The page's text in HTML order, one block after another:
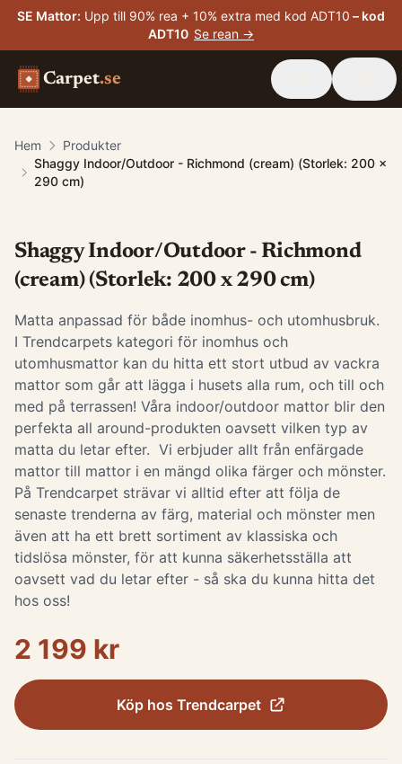
SE Mattor: Upp till 90% rea + 10% extra med kod ADT10 – kod
ADT10 Se rean →
Carpet.se
Hem
Produkter
Shaggy Indoor/Outdoor - Richmond (cream) (Storlek: 200 x
290 cm)
Shaggy Indoor/Outdoor - Richmond
(cream) (Storlek: 200 x 290 cm)
Matta anpassad för både inomhus- och utomhusbruk.
I Trendcarpets kategori för inomhus och
utomhusmattor kan du hitta ett stort utbud av vackra
mattor som går att lägga i husets alla rum, och till och
med på terrassen! Våra indoor/outdoor mattor blir den
perfekta all around-produkten oavsett vilken typ av
matta du letar efter. Vi erbjuder allt från enfärgade
mattor till mattor i en mängd olika färger och mönster.
På Trendcarpet strävar vi alltid efter att följa de
senaste trenderna av färg, material och mönster men
även att ha ett brett sortiment av klassiska och
tidslösa mönster, för att kunna säkerhetsställa att
oavsett vad du letar efter - så ska du kunna hitta det
hos oss!
2 199 kr
Köp hos Trendcarpet